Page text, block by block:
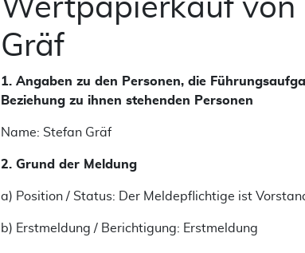
Wertpapierkauf von
Gräf
1. Angaben zu den Personen, die
Beziehung zu ihnen stehenden Personen
Name: Stefan Gräf
2. Grund der Meldung
a) Position / Status: Der Meldepflichtige ist
b) Erstmeldung / Berichtigung: Erstmeldung